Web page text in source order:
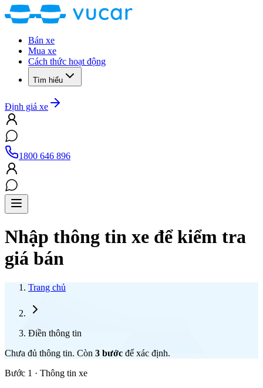
Bán xe
Mua xe
Cách thức hoạt động
Tìm hiểu
Định giá xe
1800 646 896
Nhập thông tin xe để kiểm tra
giá bán
Trang chủ
Điền thông tin
Chưa đủ thông tin. Còn 3 bước để xác định.
Bước 1 · Thông tin xe